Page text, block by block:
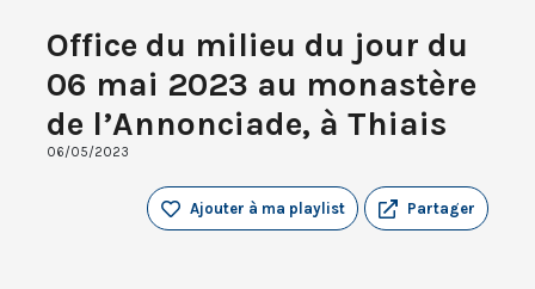
Office du milieu du jour du
06 mai 2023 au monastère
de l’Annonciade, à Thiais
06/05/2023
Partager
Ajouter à ma playlist